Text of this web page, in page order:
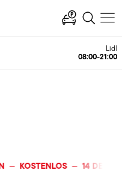
Lidl
08:00-21:00
— KOSTENLOS — 14